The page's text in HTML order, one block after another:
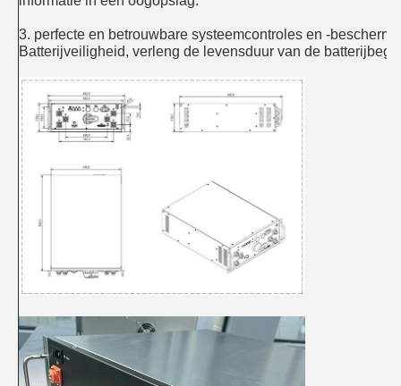
3. perfecte en betrouwbare systeemcontroles en -
Batterijveiligheid, verleng de levensduur van de